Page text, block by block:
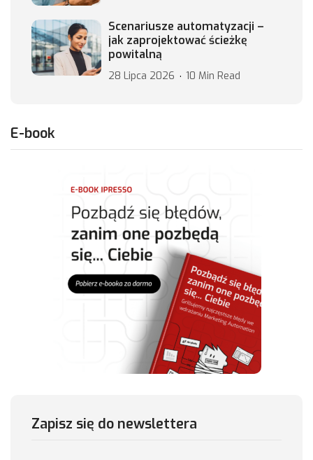
Scenariusze automatyzacji –
jak zaprojektować ścieżkę
powitalną
28 Lipca 2026 10 Min Read
E-book
Zapisz się do newslettera